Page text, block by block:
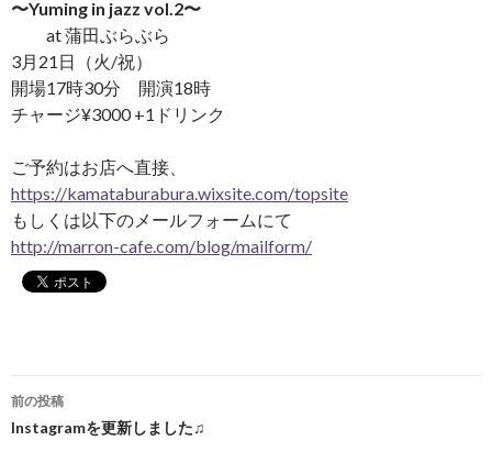
〜Yuming in jazz vol.2〜
at 蒲田ぶらぶら
3月21日（火/祝）
開場17時30分 開演18時
チャージ¥3000 +1ドリンク
ご予約はお店へ直接、
https://kamataburabura.wixsite.com/topsite
もしくは以下のメールフォームにて
http://marron-cafe.com/blog/mailform/
投稿ナビゲーション
前の投稿
Instagramを更新しました♫